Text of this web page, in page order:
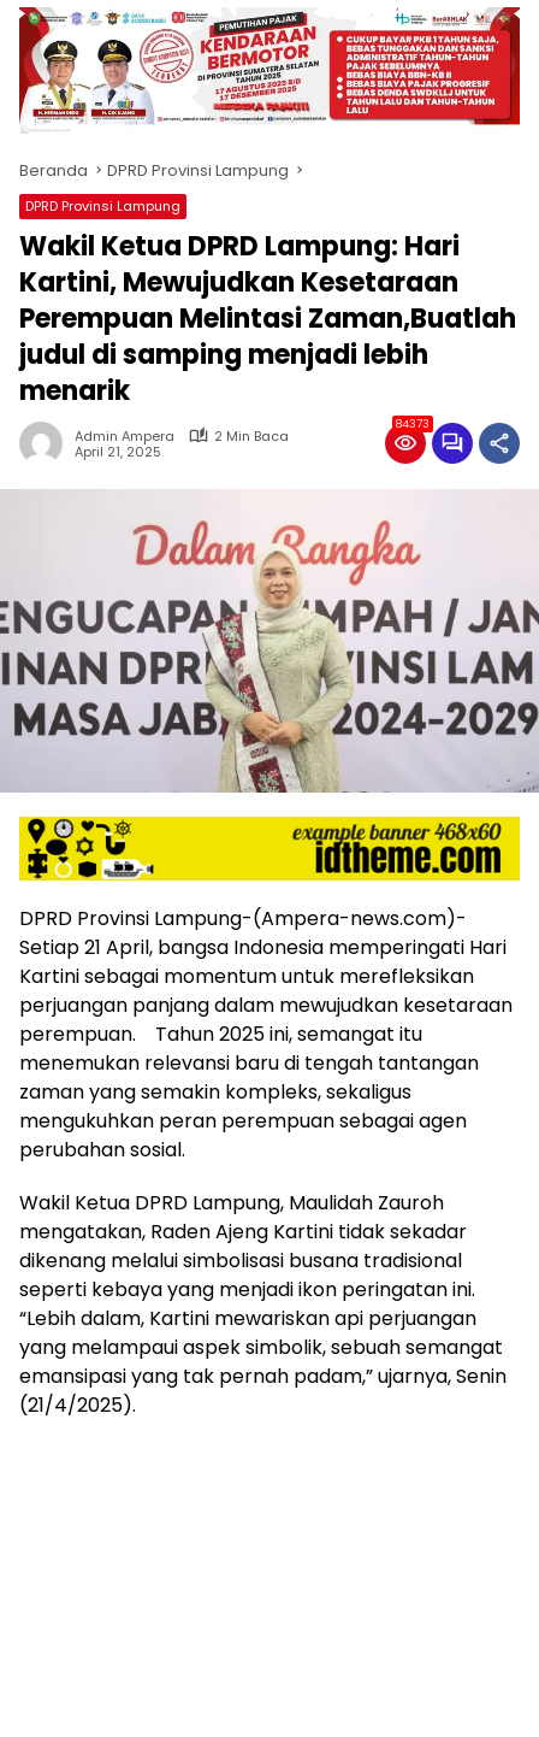
produk
antara
lain
mampu
menjadi
komunikasi
usaha
(beriklan),
fokus
pada
pemberitaan
nasional
maupun
international,
bernuansa
lokal
dan
yang
relatif
lebih
murah
dari
Koran
lainnya,
desain
Koran
dan
media
siber
lebih
eksklusif,
bergaya
trendi,
mengandung
edukasi,
gaya
hiburan,
bebas
dari
SARA,
narkoba
dan
berita
asusila
Media
Beranda DPRD Provinsi Lampung
DPRD Provinsi Lampung
Wakil Ketua DPRD Lampung: Hari
Kartini, Mewujudkan Kesetaraan
Perempuan Melintasi Zaman,Buatlah
judul di samping menjadi lebih
menarik
Admin Ampera
2 Min Baca
April 21, 2025
84373
DPRD Provinsi Lampung-(Ampera-news.com)-
Setiap 21 April, bangsa Indonesia memperingati Hari
Kartini sebagai momentum untuk merefleksikan
perjuangan panjang dalam mewujudkan kesetaraan
perempuan. Tahun 2025 ini, semangat itu
menemukan relevansi baru di tengah tantangan
zaman yang semakin kompleks, sekaligus
mengukuhkan peran perempuan sebagai agen
perubahan sosial.
Wakil Ketua DPRD Lampung, Maulidah Zauroh
mengatakan, Raden Ajeng Kartini tidak sekadar
dikenang melalui simbolisasi busana tradisional
seperti kebaya yang menjadi ikon peringatan ini.
“Lebih dalam, Kartini mewariskan api perjuangan
yang melampaui aspek simbolik, sebuah semangat
emansipasi yang tak pernah padam,” ujarnya, Senin
(21/4/2025).